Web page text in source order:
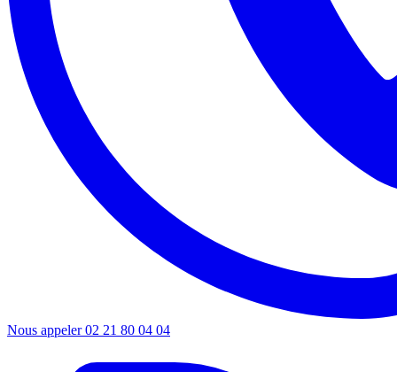
Nous appeler 02 21 80 04 04